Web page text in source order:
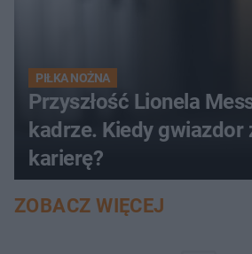
PIŁKA NOŻNA
Przyszłość Lionela
kadrze. Kiedy gwiazdor
karierę?
ZOBACZ WIĘCEJ